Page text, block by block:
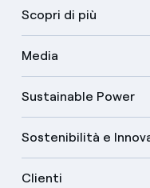
Scopri di più
Media
Sustainable Power
Sostenibilità e
Clienti